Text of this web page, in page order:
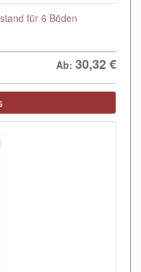
für 6 Böden
Ab: 30,32€